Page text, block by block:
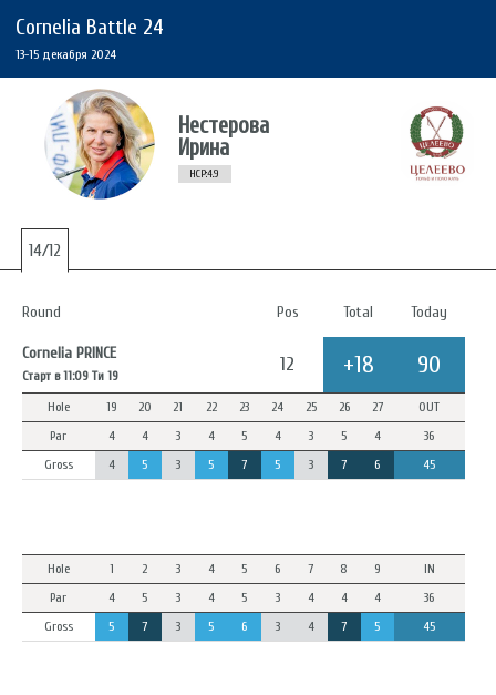
Cornelia Battle 24
13-15 декабря 2024
Нестерова
Ирина
HCP:4.9
14/12
Round Pos Total Today
Cornelia PRINCE
Старт в 11:09 Ти 19 12 +18 90
Hole 19 20 21 22 23 24 25 26 27
OUT
Par
4 4 3 4 5 4 3 5 4
36
Gross
4 5 3 5 7 5 3 7 6 45
Hole 1 2 3 4 5 6 7 8 9
IN
Par
4 5 3 4 5 3 4 4 4
36
Gross
5 7 3 5 6 3 4 7 5 45